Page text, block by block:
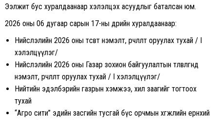
Ээлжит бус хуралдаанаар хэлэлцэх асуудлыг баталсан юм.
2026 оны 06 дугаар сарын 17-ны өдрийн хуралдаанаар:
Нийслэлийн 2026 оны төсөвт нэмэлт, өөрчлөлт оруулах тухай / I
хэлэлцүүлэг/
Нийслэлийн 2026 оны Газар зохион байгуулалтын төлөвлөгөөнд
нэмэлт, өөрчлөлт оруулах тухай / I хэлэлцүүлэг/
Нийтийн эдэлбэрийн газрын хэмжээ, хил заагийг тогтоох
тухай
“Агро сити” эдийн засгийн тусгай бүс орчмын хөгжлийн ерөнхий